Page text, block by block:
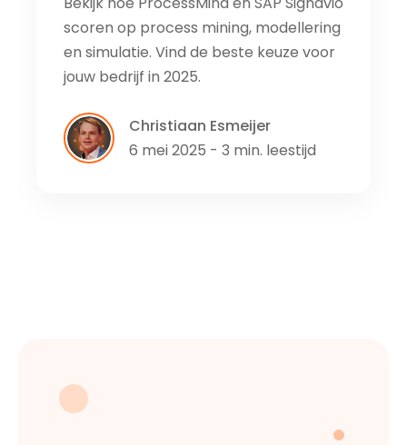
scoren op process mining, modellering
en simulatie. Vind de beste keuze voor
jouw bedrijf in 2025.
Christiaan Esmeijer
6 mei 2025 - 3 min. leestijd